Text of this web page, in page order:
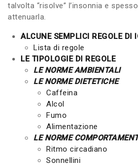
talvolta “risolve” l’insonnia e
attenuarla.
ALCUNE SEMPLICI REGOLE DI
Lista di regole
LE TIPOLOGIE DI REGOLE
LE NORME AMBIENTALI
LE NORME DIETETICHE
Caffeina
Alcol
Fumo
Alimentazione
LE NORME
Ritmo circadiano
Sonnellini